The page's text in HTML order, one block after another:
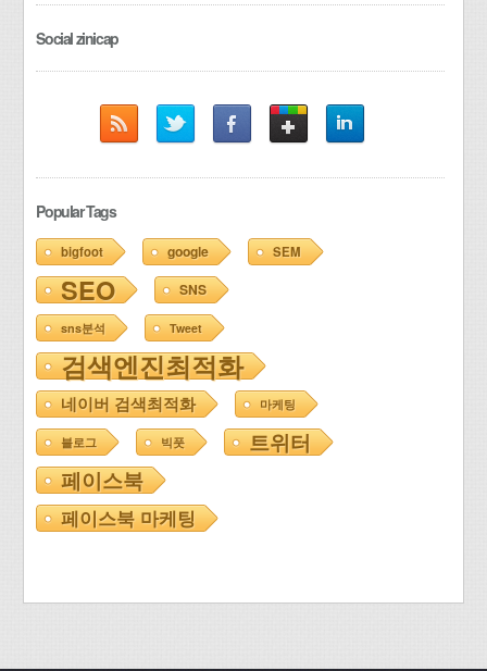
Social zinicap
Popular Tags
bigfoot google SEM
SEO SNS
sns분석 Tweet
검색엔진최적화
네이버 검색최적화 마케팅
블로그 빅풋
트위터
페이스북
페이스북 마케팅